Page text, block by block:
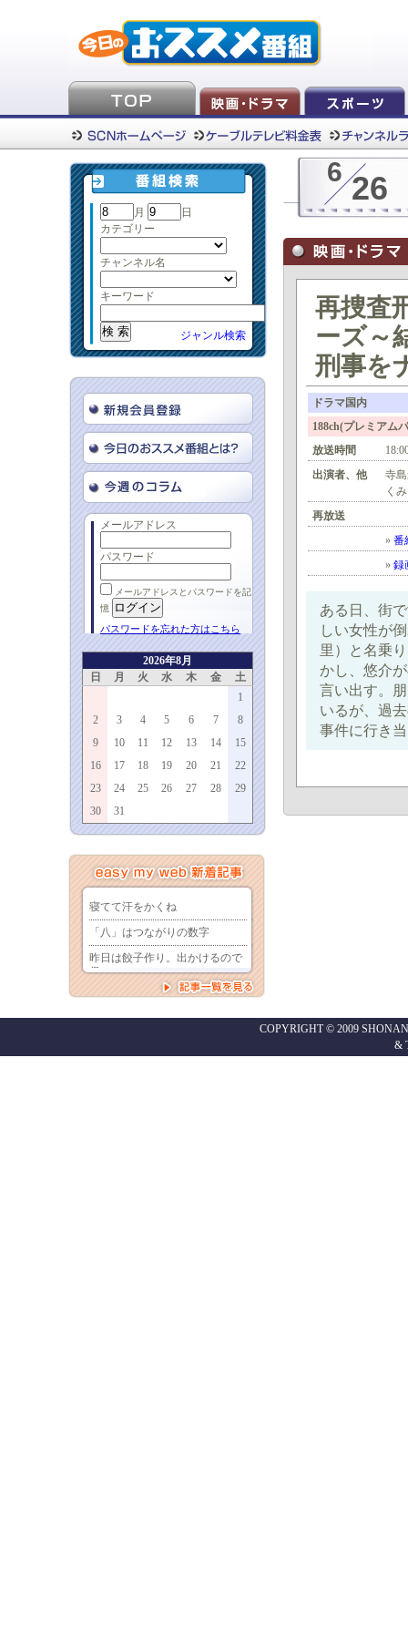
月
日
カテゴリー
チャンネル名
キーワード
ジャンル検索
メールアドレス
パスワード
メールアドレスとパスワードを記
憶
パスワードを忘れた方はこちら
2026年8月
日
月 火 水 木 金
土
1
2
3 4 5 6 7
8
9
10 11 12 13 14
15
16
17 18 19 20 21
22
23
24 25 26 27 28
29
30
31
6 26
再捜査
ーズ～
刑事を
ドラマ国内
188ch(プレミア
放送時間
出演者、他
寺
く
再放送
» 番
» 録
ある日、街
しい女性が
里）と名乗
かし、悠介
言い出す。
いるが、過
事件に行き
COPYRIGHT © 2009
&